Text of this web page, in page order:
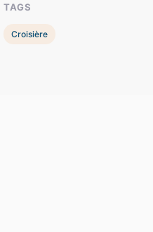
TAGS
Croisière